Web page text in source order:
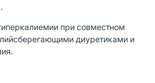
при совместном
диуретиками и